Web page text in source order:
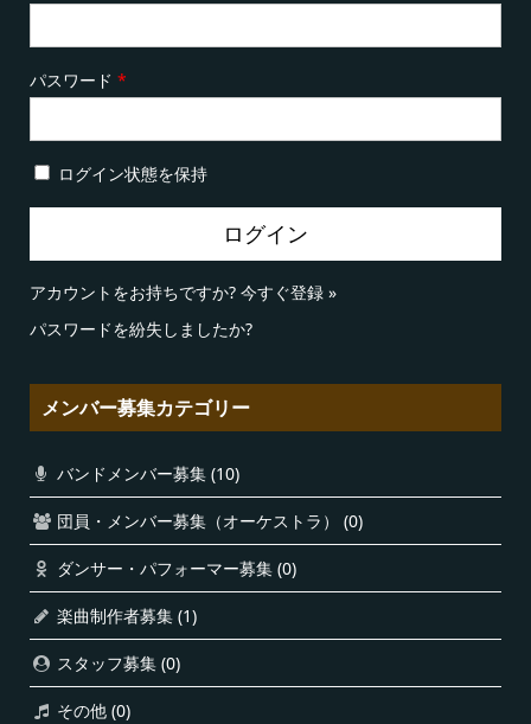
パスワード *
ログイン状態を保持
アカウントをお持ちですか? 今すぐ登録 »
パスワードを紛失しましたか?
メンバー募集カテゴリー
バンドメンバー募集 (10)
団員・メンバー募集（オーケストラ） (0)
ダンサー・パフォーマー募集 (0)
楽曲制作者募集 (1)
スタッフ募集 (0)
その他 (0)